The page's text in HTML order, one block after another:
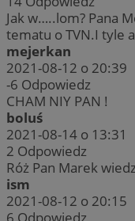
Jak w…..lom? Pana
tematu o TVN.I tyle
mejerkan
2021-08-12 o 20:39
-6 Odpowiedz
CHAM NIY PAN !
boluś
2021-08-14 o 13:31
2 Odpowiedz
Róż Pan Marek
ism
2021-08-12 o 20:15
6 Odpowiedz